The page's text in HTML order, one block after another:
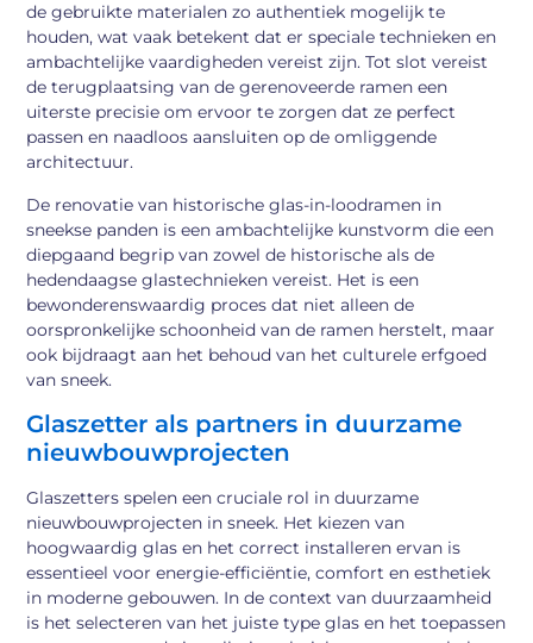
de gebruikte materialen zo authentiek mogelijk te
houden, wat vaak betekent dat er speciale technieken en
ambachtelijke vaardigheden vereist zijn. Tot slot vereist
de terugplaatsing van de gerenoveerde ramen een
uiterste precisie om ervoor te zorgen dat ze perfect
passen en naadloos aansluiten op de omliggende
architectuur.
De renovatie van historische glas-in-loodramen in
sneekse panden is een ambachtelijke kunstvorm die een
diepgaand begrip van zowel de historische als de
hedendaagse glastechnieken vereist. Het is een
bewonderenswaardig proces dat niet alleen de
oorspronkelijke schoonheid van de ramen herstelt, maar
ook bijdraagt aan het behoud van het culturele erfgoed
van sneek.
Glaszetter als partners in duurzame
nieuwbouwprojecten
Glaszetters spelen een cruciale rol in duurzame
nieuwbouwprojecten in sneek. Het kiezen van
hoogwaardig glas en het correct installeren ervan is
essentieel voor energie-efficiëntie, comfort en esthetiek
in moderne gebouwen. In de context van duurzaamheid
is het selecteren van het juiste type glas en het toepassen